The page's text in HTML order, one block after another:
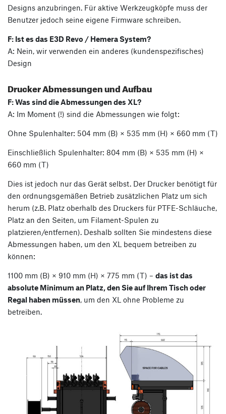
Designs anzubringen. Für aktive Werkzeugköpfe muss der
Benutzer jedoch seine eigene Firmware schreiben.
F: Ist es das E3D Revo / Hemera System?
A: Nein, wir verwenden ein anderes (kundenspezifisches)
Design
Drucker Abmessungen und Aufbau
F: Was sind die Abmessungen des XL?
A: Im Moment (!) sind die Abmessungen wie folgt:
Ohne Spulenhalter: 504 mm (B) × 535 mm (H) × 660 mm (T)
Einschließlich Spulenhalter: 804 mm (B) × 535 mm (H) ×
660 mm (T)
Dies ist jedoch nur das Gerät selbst. Der Drucker benötigt für
den ordnungsgemäßen Betrieb zusätzlichen Platz um sich
herum (z.B. Platz oberhalb des Druckers für PTFE-Schläuche,
Platz an den Seiten, um Filament-Spulen zu
platzieren/entfernen). Deshalb sollten Sie mindestens diese
Abmessungen haben, um den XL bequem betreiben zu
können:
1100 mm (B) × 910 mm (H) × 775 mm (T) – das ist das
absolute Minimum an Platz, den Sie auf Ihrem Tisch oder
Regal haben müssen, um den XL ohne Probleme zu
betreiben.